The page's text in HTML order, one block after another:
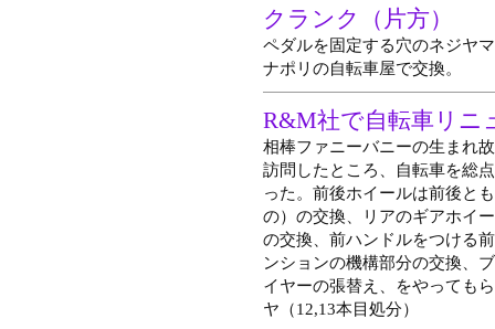
クランク（片方）
ペダルを固定する穴のネジヤ
ナポリの自転車屋で交換。
R&M社で自転車リニ
相棒ファニーバニーの生まれ
訪問したところ、自転車を総
った。前後ホイールは前後と
の）の交換、リアのギアホイ
の交換、前ハンドルをつける
ンションの機構部分の交換、
イヤーの張替え、をやっても
ヤ（12,13本目処分）